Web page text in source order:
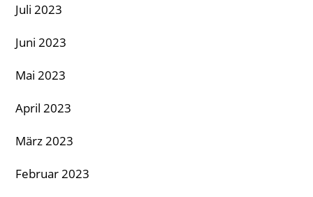
Juli 2023
Juni 2023
Mai 2023
April 2023
März 2023
Februar 2023